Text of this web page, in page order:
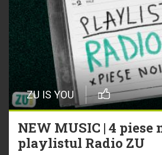
ZU IS YOU
NEW MUSIC | 4 piese
playlistul Radio ZU